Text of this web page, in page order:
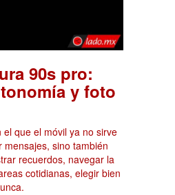
90s pro:
y foto
el que el móvil ya no sirve
mensajes, sino también
recuerdos, navegar la
cotidianas, elegir bien